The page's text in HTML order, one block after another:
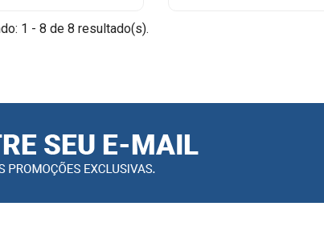
1 - 8 de 8 resultado(s).